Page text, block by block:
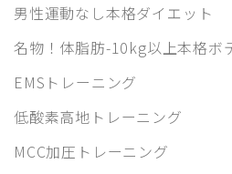
男性運動なし本格ダイエット
名物！体脂肪-10kg以上本格ボ
EMSトレーニング
低酸素高地トレーニング
MCC加圧トレーニング